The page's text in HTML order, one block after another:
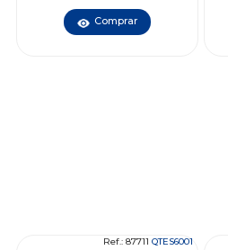
Comprar
Ref.: 87711 QTES6001